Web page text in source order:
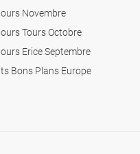
Novembre
Tours Octobre
Erice Septembre
Bons Plans Europe